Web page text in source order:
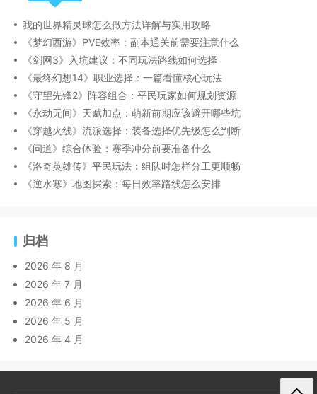
我的世界精灵球怎么做方法详解与实用攻略
《梦幻西游》PVE效率：副本通关前需要注意什么
《剑网3》入坑建议：不同玩法路线如何选择
《最终幻想14》职业选择：一篇看懂核心玩法
《守望先锋2》阵容组合：平民玩家如何规划资源
《永劫无间》天赋加点：萌新前期应该避开哪些坑
《穿越火线》流派选择：装备选择优先级怎么判断
《问道》综合体验：赛季冲分前要准备什么
《洛奇英雄传》平民玩法：组队时怎样分工更顺畅
《逆水寒》地图探索：每日效率路线怎么安排
归档
2026 年 8 月
2026 年 7 月
2026 年 6 月
2026 年 5 月
2026 年 4 月